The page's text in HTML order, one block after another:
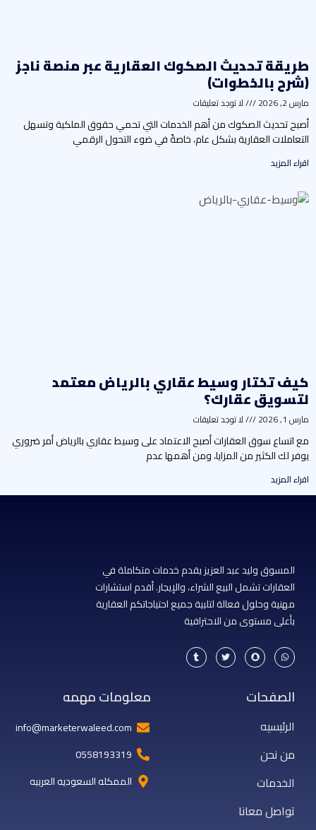
تحديث الصكوك العقارية عبر منصة ناجز
بالخطوات)
2, 2026 لا توجد تعليقات
تحديث الصكوك من أهم الخدمات التي تحمي حقوق الملكية وتسهل
العقارية بشكل عام، خاصةً في ضوء التحول الرقمي
المزيد
تختار وسيط عقاري بالرياض معتمد
عقارك؟
1, 2026 لا توجد تعليقات
اتساع سوق العقارات أصبح الاعتماد على وسيط عقاري بالرياض أمر ضروري
لك الكثير من المزايا، ومن أهمها عدم
المزيد
المسوق وليد عبد العزيز يقدم خدمات متكاملة في
العقارات تشمل البيع الشراء، والإيجار. أقدم استشارات
مهنية وحلول فعالة لتلبية جميع احتياجاتكم العقارية
بأعلى مستوى من الاحترافية
W
h
a
a
p
S
n
a
h
a
T
w
T
u
m
الصفحات
الرئيسيه
من نحن
الخدمات
تواصل معانا
معلومات مهمه
info@marketerwaleed.com
0558193319
الممكله السعوديه العربيه